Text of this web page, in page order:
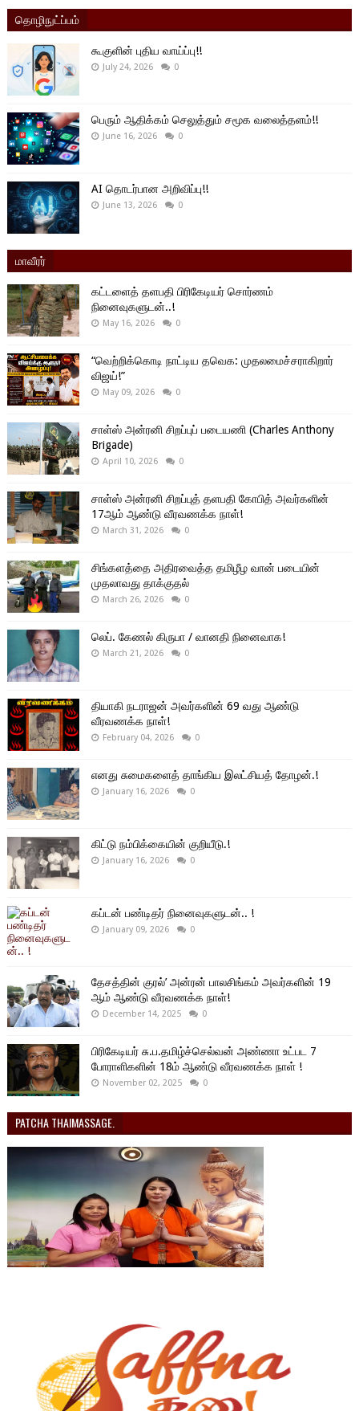
தொழிநுட்ப்பம்
கூகுளின் புதிய வாய்ப்பு!!
July 24, 2026 0
பெரும் ஆதிக்கம் செலுத்தும் சமூக வலைத்தளம்!!
June 16, 2026 0
AI தொடர்பான அறிவிப்பு!!
June 13, 2026 0
மாவீரர்
கட்டளைத் தளபதி பிரிகேடியர் சொர்ணம்
நினைவுகளுடன்..!
May 16, 2026 0
“வெற்றிக்கொடி நாட்டிய தவெக: முதலமைச்சராகிறார்
விஜய்!”
May 09, 2026 0
சாள்ஸ் அன்ரனி சிறப்புப் படையணி (Charles Anthony
Brigade)
April 10, 2026 0
சாள்ஸ் அன்ரனி சிறப்புத் தளபதி கோபித் அவர்களின்
17ஆம் ஆண்டு வீரவணக்க நாள்!
March 31, 2026 0
சிங்களத்தை அதிரவைத்த தமிழீழ வான் படையின்
முதலாவது தாக்குதல்
March 26, 2026 0
லெப். கேணல் கிருபா / வானதி நினைவாக!
March 21, 2026 0
தியாகி நடராஜன் அவர்களின் 69 வது ஆண்டு
வீரவணக்க நாள்!
February 04, 2026 0
எனது சுமைகளைத் தாங்கிய இலட்சியத் தோழன்.!
January 16, 2026 0
கிட்டு நம்பிக்கையின் குறியீடு.!
January 16, 2026 0
கப்டன் பண்டிதர் நினைவுகளுடன்.. !
January 09, 2026 0
தேசத்தின் குரல்’ அன்ரன் பாலசிங்கம் அவர்களின் 19
ஆம் ஆண்டு வீரவணக்க நாள்!
December 14, 2025 0
பிரிகேடியர் சு.ப.தமிழ்ச்செல்வன் அண்ணா உட்பட 7
போராளிகளின் 18ம் ஆண்டு வீரவணக்க நாள் !
November 02, 2025 0
PATCHA THAIMASSAGE.